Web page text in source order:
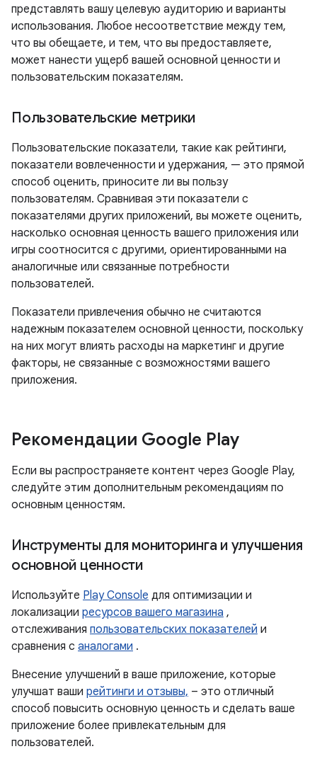
представлять вашу целевую аудиторию и варианты
использования. Любое несоответствие между тем,
что вы обещаете, и тем, что вы предоставляете,
может нанести ущерб вашей основной ценности и
пользовательским показателям.
Пользовательские метрики
Пользовательские показатели, такие как рейтинги,
показатели вовлеченности и удержания, — это прямой
способ оценить, приносите ли вы пользу
пользователям. Сравнивая эти показатели с
показателями других приложений, вы можете оценить,
насколько основная ценность вашего приложения или
игры соотносится с другими, ориентированными на
аналогичные или связанные потребности
пользователей.
Показатели привлечения обычно не считаются
надежным показателем основной ценности, поскольку
на них могут влиять расходы на маркетинг и другие
факторы, не связанные с возможностями вашего
приложения.
Рекомендации Google Play
Если вы распространяете контент через Google Play,
следуйте этим дополнительным рекомендациям по
основным ценностям.
Инструменты для мониторинга и улучшения
основной ценности
Используйте Play Console для оптимизации и
локализации ресурсов вашего магазина ,
отслеживания пользовательских показателей и
сравнения с аналогами .
Внесение улучшений в ваше приложение, которые
улучшат ваши рейтинги и отзывы, – это отличный
способ повысить основную ценность и сделать ваше
приложение более привлекательным для
пользователей.